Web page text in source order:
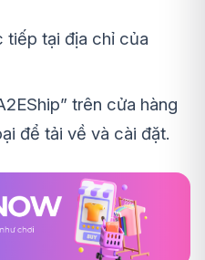
tiếp tại địa chỉ của
trên cửa hàng
để tải về và cài đặt.